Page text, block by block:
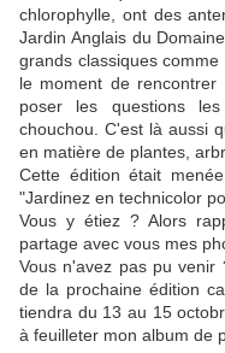
chlorophylle, ont des
Jardin Anglais du
grands classiques
le moment de rencontrer
poser les questions
chouchou. C'est là aussi
en matière de plantes,
Cette édition était
"Jardinez en technicolor
Vous y étiez ? Alors
partage avec vous mes
Vous n'avez pas pu venir
de la prochaine édition
tiendra du 13 au 15
à feuilleter mon album de